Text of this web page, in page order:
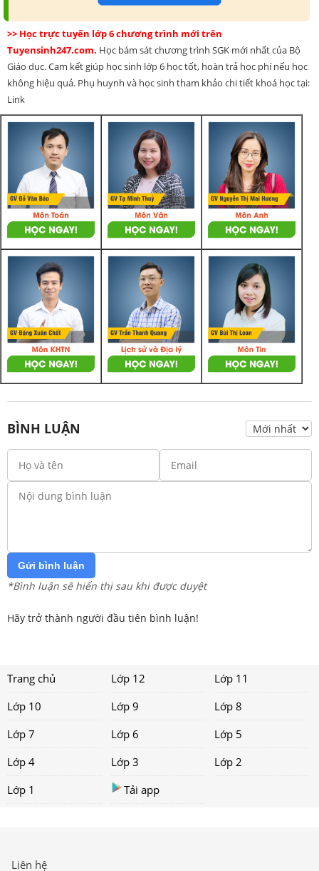
>> Học trực tuyến lớp 6 chương trình mới trên
Tuyensinh247.com. Học bám sát chương trình SGK mới nhất của Bộ
Giáo dục. Cam kết giúp học sinh lớp 6 học tốt, hoàn trả học phí nếu học
không hiệu quả. Phụ huynh và học sinh tham khảo chi tiết khoá học tại:
Link
BÌNH LUẬN
Gửi bình luận
*Bình luận sẽ hiển thị sau khi được duyệt
Hãy trở thành người đầu tiên bình luận!
Trang chủ Lớp 12
Lớp 11
Lớp 10
Lớp 9
Lớp 8
Lớp 7
Lớp 6
Lớp 5
Lớp 4
Lớp 3
Lớp 2
Lớp 1
Tải app
Liên hệ